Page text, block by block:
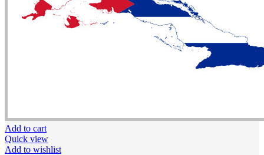
Add to cart
Quick view
Add to wishlist